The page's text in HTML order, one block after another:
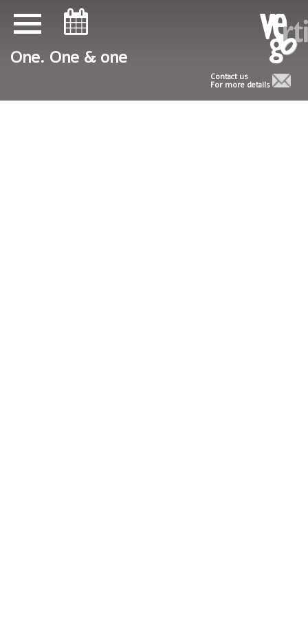
One. One & one
Contact us
For more details
ניווט במקלדת